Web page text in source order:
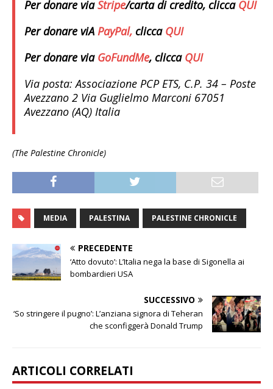
Per donare viaStripe/carta di credito, clicca QUI
Per donare viA PayPal, clicca QUI
Per donare via GoFundMe, clicca QUI
Via posta:Associazione PCP ETS, C.P. 34 – Poste
Avezzano 2 Via Guglielmo Marconi 67051
Avezzano (AQ) Italia
(The Palestine Chronicle)
MEDIA PALESTINA PALESTINE CHRONICLE
PRECEDENTE
‘Atto dovuto’: L’Italia nega la base di Sigonella ai
bombardieri USA
SUCCESSIVO
‘So stringere il pugno’: L’anziana signora di Teheran
che sconfiggerà Donald Trump
ARTICOLI CORRELATI